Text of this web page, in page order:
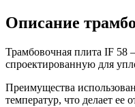
Описание
Трамбовочная плита IF 58
спроектированную для
Преимущества
температур, что делает